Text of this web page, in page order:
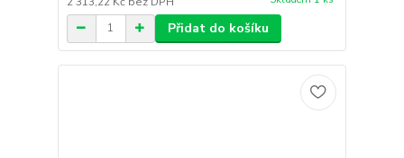
Přidat do košíku